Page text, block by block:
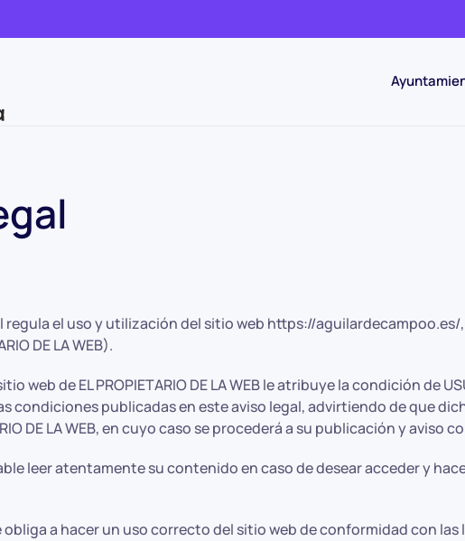
el uso y utilización del sitio web https://aguilardecampoo.es/,
DE LA WEB).
web de EL PROPIETARIO DE LA WEB le atribuye la condición de
condiciones publicadas en este aviso legal, advirtiendo de que
DE LA WEB, en cuyo caso se procederá a su publicación y aviso
leer atentamente su contenido en caso de desear acceder y
obliga a hacer un uso correcto del sitio web de conformidad con